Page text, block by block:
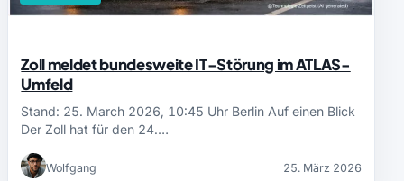
Zoll meldet bundesweite IT-Störung im ATLAS-
Umfeld
Stand: 25. March 2026, 10:45 Uhr Berlin Auf einen Blick
Der Zoll hat für den 24.…
Wolfgang 25. März 2026